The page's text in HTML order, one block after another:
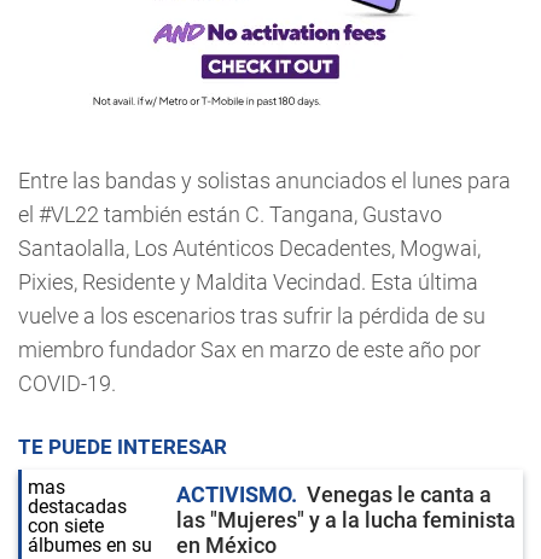
Entre las bandas y solistas anunciados el lunes para
el #VL22 también están C. Tangana, Gustavo
Santaolalla, Los Auténticos Decadentes, Mogwai,
Pixies, Residente y Maldita Vecindad. Esta última
vuelve a los escenarios tras sufrir la pérdida de su
miembro fundador Sax en marzo de este año por
COVID-19.
TE PUEDE INTERESAR
ACTIVISMO
Venegas le canta a
las "Mujeres" y a la lucha feminista
en México